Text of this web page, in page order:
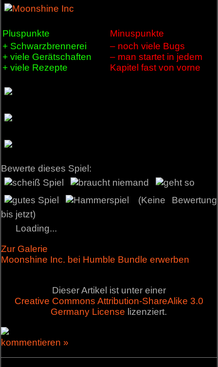
Pluspunkte
Minuspunkte
+ Schwarzbrennerei
+ viele Gerätschaften
+ viele Rezepte
– noch viele Bugs
– man startet in jedem
Kapitel fast von vorne
Bewerte dieses Spiel:
(Keine Bewertung
bis jetzt)
Loading...
Zur Galerie
Moonshine Inc. bei Humble Bundle erwerben
Dieser Artikel ist unter einer
Creative Commons Attribution-ShareAlike 3.0
Germany License lizenziert.
kommentieren »